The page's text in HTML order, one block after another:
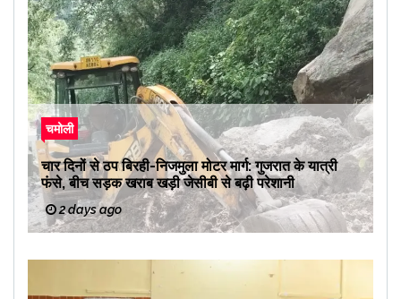
चमोली
चार दिनों से ठप बिरही-निजमुला मोटर मार्ग: गुजरात के यात्री
फंसे, बीच सड़क खराब खड़ी जेसीबी से बढ़ी परेशानी
2 days ago